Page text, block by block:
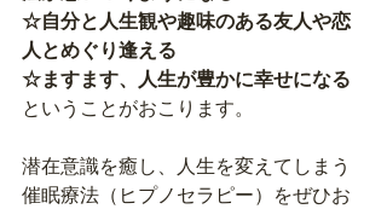
☆自分と人生観や趣味のある友人や恋
人とめぐり逢える
☆ますます、人生が豊かに幸せになる
ということがおこります。
潜在意識を癒し、人生を変えてしまう
催眠療法（ヒプノセラピー）をぜひお